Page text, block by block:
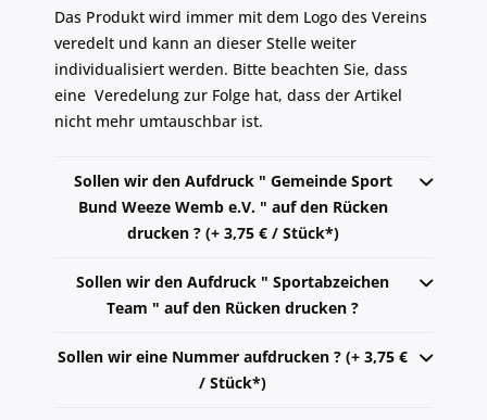
Das Produkt wird immer mit dem Logo des Vereins
veredelt und kann an dieser Stelle weiter
individualisiert werden. Bitte beachten Sie, dass
eine Veredelung zur Folge hat, dass der Artikel
nicht mehr umtauschbar ist.
Sollen wir den Aufdruck " Gemeinde Sport
Bund Weeze Wemb e.V. " auf den Rücken
drucken ? (+ 3,75 € / Stück*)
Sollen wir den Aufdruck " Sportabzeichen
Team " auf den Rücken drucken ?
Sollen wir eine Nummer aufdrucken ? (+ 3,75 €
/ Stück*)